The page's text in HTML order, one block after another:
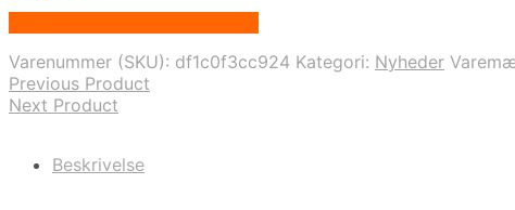
Varenummer (SKU): df1c0f3cc924 Kategori: Nyheder
Previous Product
Next Product
Beskrivelse